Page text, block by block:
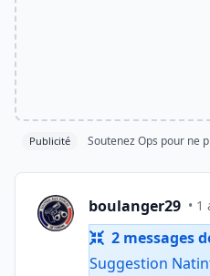
Publicité Soutenez Ops pour ne
boulanger29 • 1
2 messages
Suggestion